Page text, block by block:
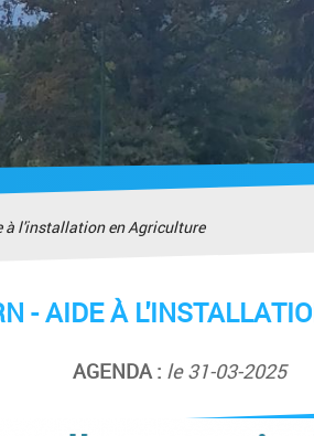
à l'installation en Agriculture
- AIDE À
AGENDA : le 31-03-2025